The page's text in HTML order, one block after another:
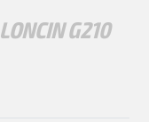
LONCIN G210